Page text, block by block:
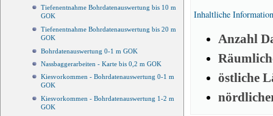
Tiefenentnahme Bohrdatenauswertung bis 10 m
GOK
Tiefenentnahme Bohrdatenauswertung bis 20 m
GOK
Bohrdatenauswertung 0-1 m GOK
Nassbaggerarbeiten - Karte bis 0,2 m GOK
Kiesvorkommen - Bohrdatenauswertung 0-1 m
GOK
Kiesvorkommen - Bohrdatenauswertung 1-2 m
GOK
Inhaltliche
Anzahl
östliche